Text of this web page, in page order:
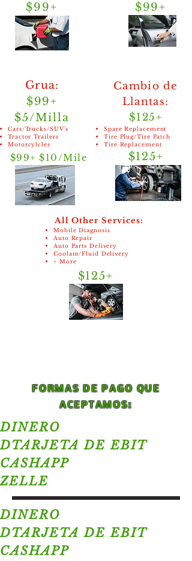
$99+
Grua:
$99+
$5/Milla
Cars/Trucks/SUV's
Tractor Trailers
Motorcylcles
$99+ $10/Mile
$99+
Cambio de
Llantas:
$125+
Spare Replacement
Tire Plug/Tire Patch
Tire Replacement
$125+
All Other Services:
Mobile Diagnosis
Auto Repair
Auto Parts Delivery
Coolant/Fluid Delivery
+ More
$125+
FORMAS DE PAGO QUE
ACEPTAMOS:
DINERO
DTARJETA DE EBIT
CASHAPP
ZELLE
DINERO
DTARJETA DE EBIT
CASHAPP